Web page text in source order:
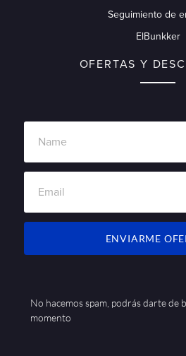
Seguimiento de
ElBunkker
OFERTAS Y
ENVIARME
No hacemos spam, podrás darte de
momento